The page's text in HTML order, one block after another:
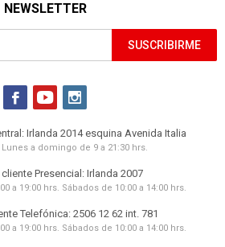
NEWSLETTER
SUSCRIBIRME
  
Irlanda 2014 esquina Avenida Italia
Lunes a domingo de 9 a 21:30 hrs.
Presencial: Irlanda 2007
a 19:00 hrs. Sábados de 10:00 a 14:00 hrs.
Telefónica: 2506 12 62 int. 781
a 19:00 hrs. Sábados de 10:00 a 14:00 hrs.